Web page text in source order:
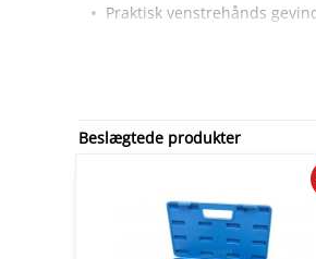
Praktisk venstrehånds
Beslægtede produkter